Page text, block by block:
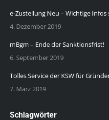
e-Zustellung Neu – Wichtige Infos
4. Dezember 2019
mBgm – Ende der Sanktionsfrist!
6. September 2019
Tolles Service der KSW für
7. März 2019
Schlagwörter